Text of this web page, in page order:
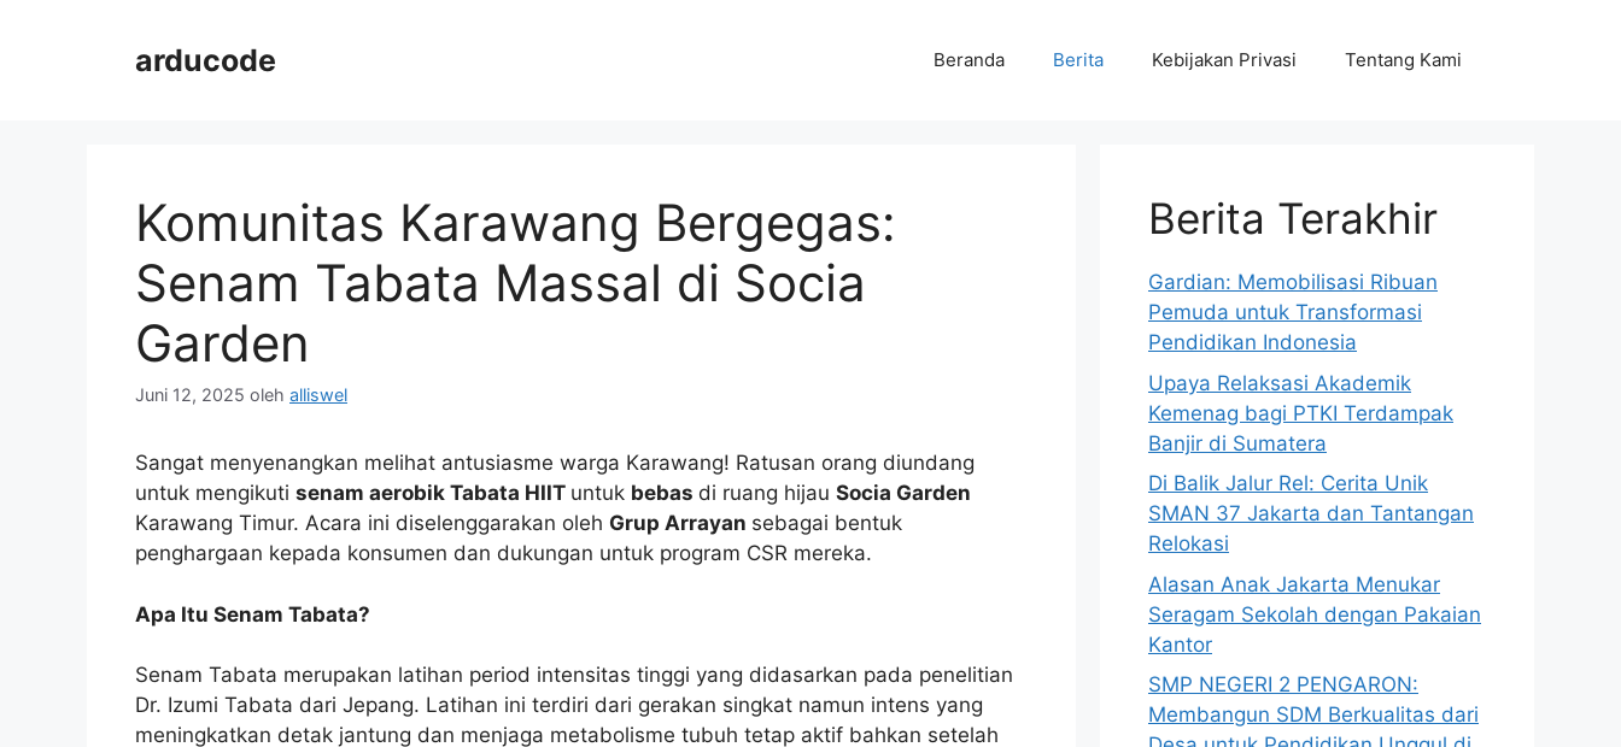
arducode Beranda Berita Kebijakan Privasi Tentang Kami
Komunitas Karawang Bergegas:
Senam Tabata Massal di Socia
Garden
Juni 12, 2025 oleh alliswel
Sangat menyenangkan melihat antusiasme warga Karawang! Ratusan orang diundang
untuk mengikuti senam aerobik Tabata HIIT untuk bebas di ruang hijau Socia Garden
Karawang Timur. Acara ini diselenggarakan oleh Grup Arrayan sebagai bentuk
penghargaan kepada konsumen dan dukungan untuk program CSR mereka.
Apa Itu Senam Tabata?
Senam Tabata merupakan latihan period intensitas tinggi yang didasarkan pada penelitian
Dr. Izumi Tabata dari Jepang. Latihan ini terdiri dari gerakan singkat namun intens yang
meningkatkan detak jantung dan menjaga metabolisme tubuh tetap aktif bahkan setelah
Berita Terakhir
Gardian: Memobilisasi Ribuan
Pemuda untuk Transformasi
Pendidikan Indonesia
Upaya Relaksasi Akademik
Kemenag bagi PTKI Terdampak
Banjir di Sumatera
Di Balik Jalur Rel: Cerita Unik
SMAN 37 Jakarta dan Tantangan
Relokasi
Alasan Anak Jakarta Menukar
Seragam Sekolah dengan Pakaian
Kantor
SMP NEGERI 2 PENGARON:
Membangun SDM Berkualitas dari